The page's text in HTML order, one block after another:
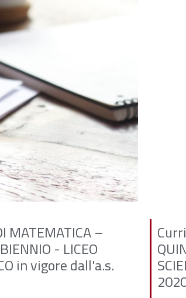
MATEMATICA –
- LICEO
in vigore dall'a.s.